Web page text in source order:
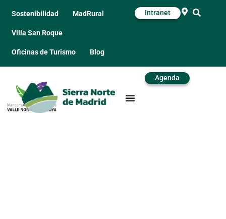
Sostenibilidad MadRural
Villa San Roque
Oficinas de Turismo Blog
Intranet
Agenda